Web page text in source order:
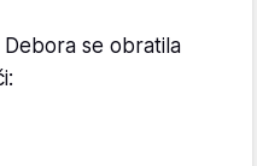
se obratila